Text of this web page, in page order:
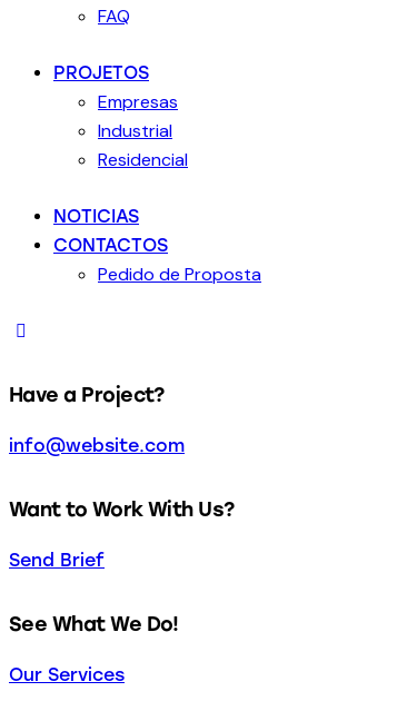
FAQ
PROJETOS
Empresas
Industrial
Residencial
NOTICIAS
CONTACTOS
Pedido de Proposta
Have a Project?
info@website.com
Want to Work With Us?
Send Brief
See What We Do!
Our Services